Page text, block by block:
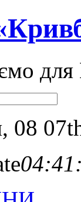
для
, 08